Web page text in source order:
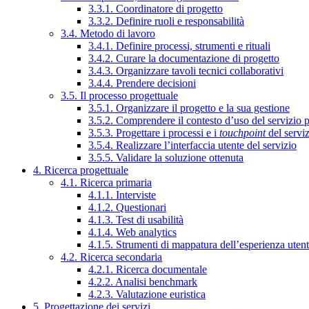
3.3.1. Coordinatore di progetto
3.3.2. Definire ruoli e responsabilità
3.4. Metodo di lavoro
3.4.1. Definire processi, strumenti e rituali
3.4.2. Curare la documentazione di progetto
3.4.3. Organizzare tavoli tecnici collaborativi
3.4.4. Prendere decisioni
3.5. Il processo progettuale
3.5.1. Organizzare il progetto e la sua gestione
3.5.2. Comprendere il contesto d’uso del servizio
3.5.3. Progettare i processi e i touchpointdel
3.5.4. Realizzare l’interfaccia utente del servizio
3.5.5. Validare la soluzione ottenuta
4. Ricerca progettuale
4.1. Ricerca primaria
4.1.1. Interviste
4.1.2. Questionari
4.1.3. Test di usabilità
4.1.4. Web analytics
4.1.5. Strumenti di mappatura dell’esperienza
4.2. Ricerca secondaria
4.2.1. Ricerca documentale
4.2.2. Analisi benchmark
4.2.3. Valutazione euristica
5. Progettazione dei servizi